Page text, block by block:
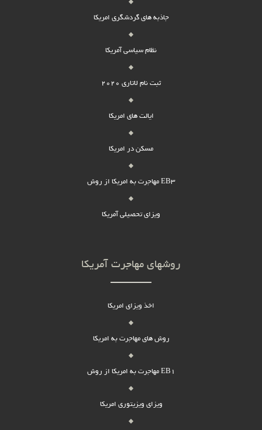
جاذبه های گردشگری امریکا
نظام سیاسی آمریکا
ثبت نام لاتاری 2020
ایالت های امریکا
مسکن در امریکا
مهاجرت به امریکا از روش EB3
ویزای تحصیلی آمریکا
روشهای مهاجرت آمریکا
اخذ ویزای امریکا
روش های مهاجرت به امریکا
مهاجرت به امریکا از روش EB1
ویزای ویزیتوری امریکا